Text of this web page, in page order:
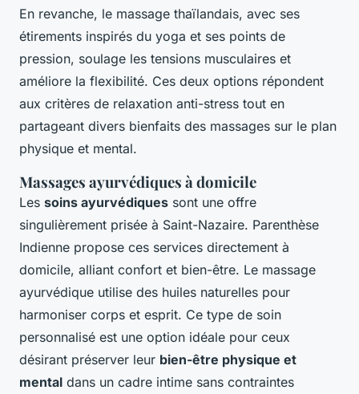
En revanche, le massage thaïlandais, avec ses
étirements inspirés du yoga et ses points de
pression, soulage les tensions musculaires et
améliore la flexibilité. Ces deux options répondent
aux critères de relaxation anti-stress tout en
partageant divers bienfaits des massages sur le plan
physique et mental.
Massages ayurvédiques à domicile
Les soins ayurvédiques sont une offre
singulièrement prisée à Saint-Nazaire. Parenthèse
Indienne propose ces services directement à
domicile, alliant confort et bien-être. Le massage
ayurvédique utilise des huiles naturelles pour
harmoniser corps et esprit. Ce type de soin
personnalisé est une option idéale pour ceux
désirant préserver leur bien-être physique et
mental dans un cadre intime sans contraintes